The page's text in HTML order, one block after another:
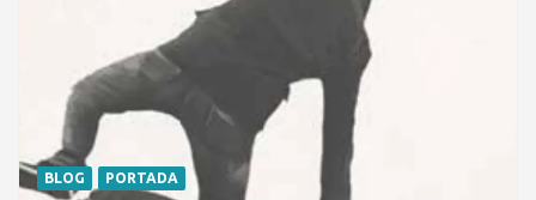
BLOG PORTADA